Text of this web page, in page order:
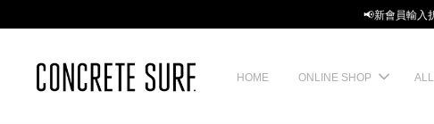
📢新會員輸入
HOME ONLINE SHOP